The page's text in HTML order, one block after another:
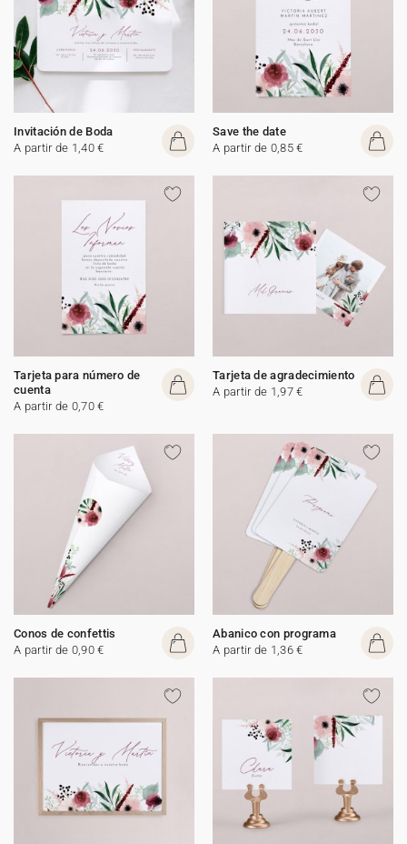
Invitación de Boda
A partir de 1,40 €
Save the date
A partir de 0,85 €
Tarjeta para número de
cuenta
A partir de 0,70 €
Tarjeta de agradecimiento
A partir de 1,97 €
Conos de confettis
A partir de 0,90 €
Abanico con programa
A partir de 1,36 €